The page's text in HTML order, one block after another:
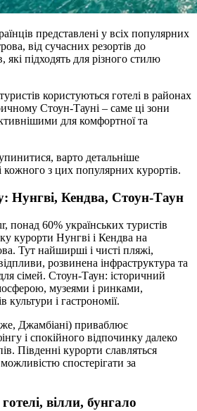
представлені у всіх популярних
від сучасних резортів до
які підходять для різного стилю
користуються готелі в районах
Стоун-Тауні – саме ці зони
для комфортної та
варто детальніше
кожного з цих популярних курортів.
Нунгві, Кендва, Стоун-Таун
понад 60% українських туристів
курорти Нунгві і Кендва на
Тут найширші і чисті пляжі,
розвинена інфраструктура та
сімей. Стоун-Таун: історичний
музеями і ринками,
культури і гастрономії.
Джамбіані) приваблює
і спокійного відпочинку далеко
Південні курорти славляться
спостерігати за
вілли, бунгало